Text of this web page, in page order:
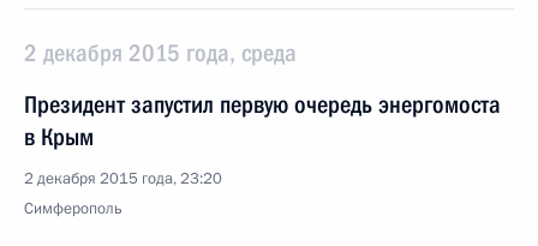
2 декабря 2015 года, среда
Президент запустил первую очередь энергомоста
в Крым
2 декабря 2015 года, 23:20
Симферополь